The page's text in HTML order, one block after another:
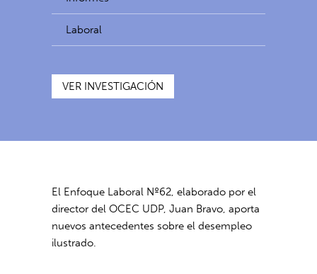
Laboral
VER INVESTIGACIÓN
El Enfoque Laboral Nº62, elaborado por el
director del OCEC UDP, Juan Bravo, aporta
nuevos antecedentes sobre el desempleo
ilustrado.